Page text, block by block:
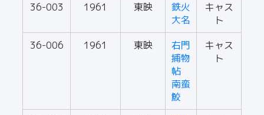
36-003 1961 東映
鉄火
大名
キャス
ト
36-006
1961 東映
右門
捕物
帖
南蛮
鮫
キャス
ト